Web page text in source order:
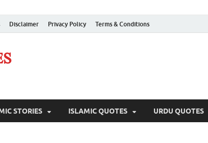
Disclaimer Privacy Policy Terms & Conditions
STORIES ISLAMIC QUOTES URDU QUOTES